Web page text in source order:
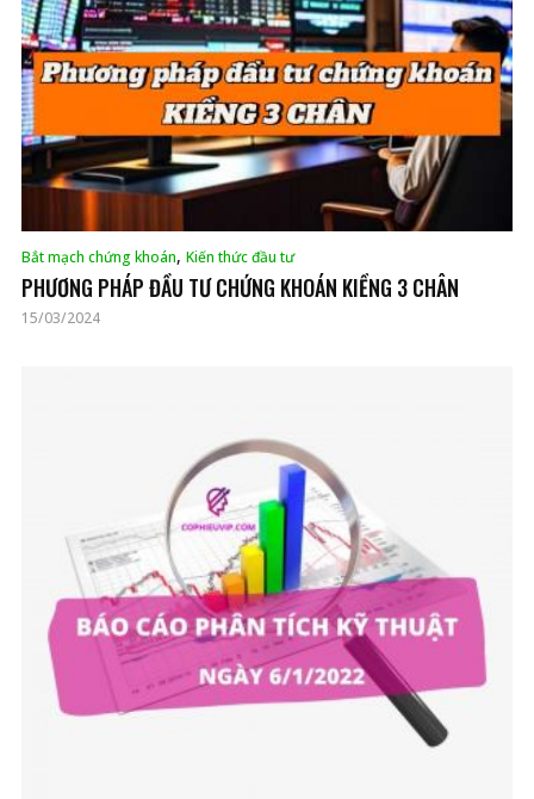
Bắt mạch chứng khoán, Kiến thức đầu tư
PHƯƠNG PHÁP ĐẦU TƯ CHỨNG KHOÁN KIỀNG 3 CHÂN
15/03/2024